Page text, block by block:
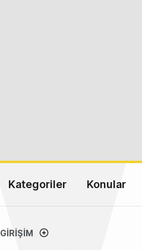
Kategoriler Konular
GIRIŞIM